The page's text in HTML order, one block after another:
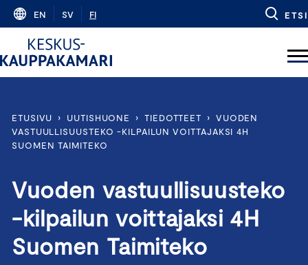
Skip
content
EN SV FI ETSI
ETUSIVU › UUTISHUONE › TIEDOTTEET › VUODEN
VASTUULLISUUSTEKO -KILPAILUN VOITTAJAKSI 4H
SUOMEN TAIMITEKO
Vuoden vastuullisuusteko
-kilpailun voittajaksi 4H
Suomen Taimiteko